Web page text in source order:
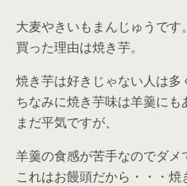
大麦やきいもまんじゅうです。
買った理由は焼き芋。
焼き芋は好きじゃない人は多
ちなみに焼き芋味は羊羹に
まだ平気ですが、
羊羹の食感が苦手なのでダメ
これはお饅頭だから・・・焼